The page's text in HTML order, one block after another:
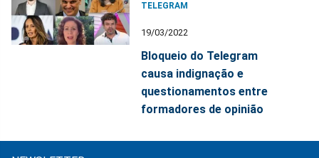
TELEGRAM
19/03/2022
Bloqueio do Telegram
causa indignação e
questionamentos entre
formadores de opinião